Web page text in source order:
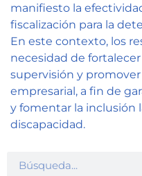
manifiesto la
fiscalización para la
En este contexto, los
necesidad de
supervisión y
empresarial, a fin de
y fomentar la inclusión
discapacidad.